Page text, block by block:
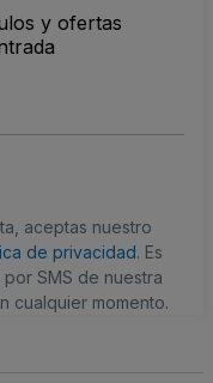
y ofertas
aceptas nuestro
de privacidad. Es
SMS de nuestra
cualquier momento.